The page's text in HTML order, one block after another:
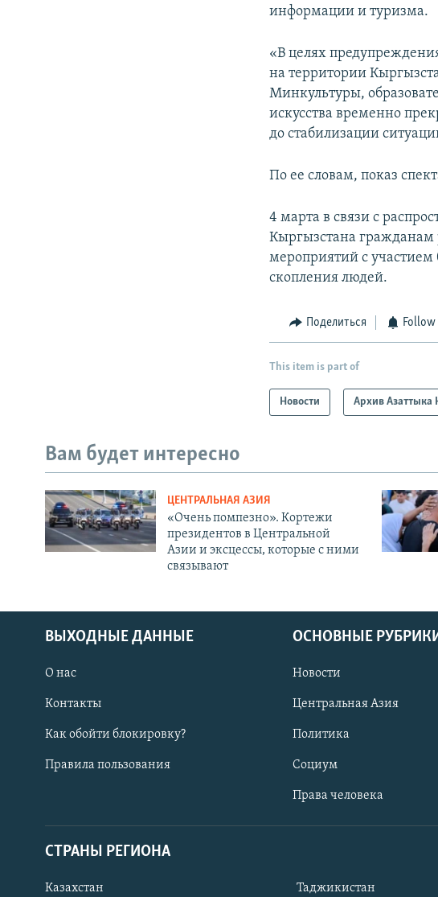
информации и туризма.
«В целях
на территории
Минкультуры,
искусства временно
до стабилизации
По ее словам, показ
4 марта в связи с
Кыргызстана гражданам
мероприятий с участием
скопления людей.
Поделиться Follow
This item is part of
Новости Архив Азаттыка
Вам будет интересно
ЦЕНТРАЛЬНАЯ АЗИЯ
«Очень помпезно». Кортежи
президентов в Центральной
Азии и эксцессы, которые с ними
связывают
ВЫХОДНЫЕ ДАННЫЕ
О нас
Контакты
Как обойти блокировку?
Правила пользования
ОСНОВНЫЕ
Новости
Центральная Азия
Политика
Социум
Права человека
СТРАНЫ РЕГИОНА
Казахстан Таджикистан